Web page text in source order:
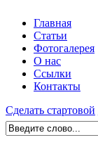
Главная
Статьи
Фотогалерея
О нас
Ссылки
Контакты
Сделать стартовой